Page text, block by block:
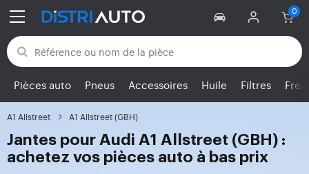
Retour aux catégories
Pièces auto Pneus Accessoires Huile Filtres
A1 Allstreet A1 Allstreet (GBH)
Jantes pour Audi A1 Allstreet (GBH) :
achetez vos pièces auto à bas prix